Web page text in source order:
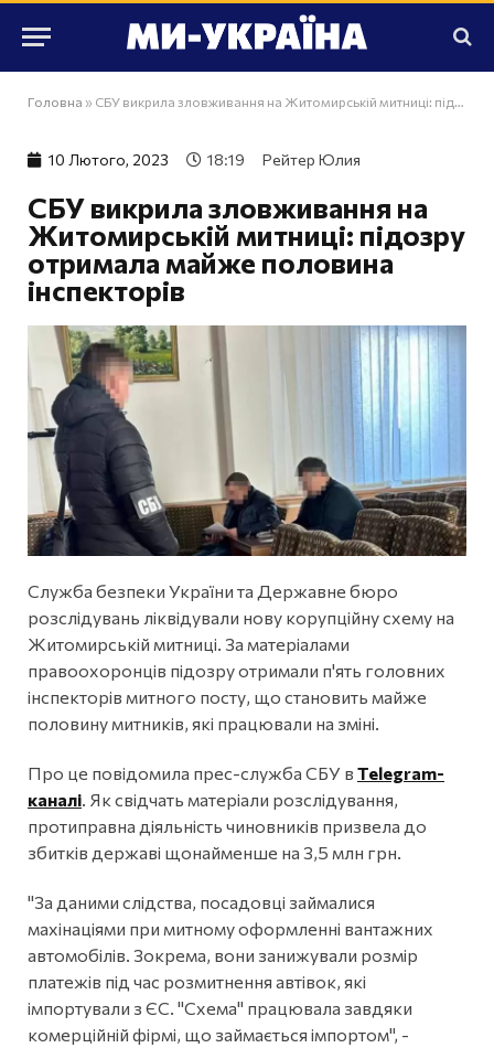
Головна » СБУ викрила зловживання на Житомирській митниці: підозру отримала майже половина інспекторів
10 Лютого, 2023 18:19 Рейтер Юлия
СБУ викрила зловживання на
Житомирській митниці: підозру
отримала майже половина
інспекторів
Служба безпеки України та Державне бюро
розслідувань ліквідували нову корупційну схему на
Житомирській митниці. За матеріалами
правоохоронців підозру отримали п'ять головних
інспекторів митного посту, що становить майже
половину митників, які працювали на зміні.
Про це повідомила прес-служба СБУ в Telegram-
каналі . Як свідчать матеріали розслідування,
протиправна діяльність чиновників призвела до
збитків державі щонайменше на 3,5 млн грн.
"За даними слідства, посадовці займалися
махінаціями при митному оформленні вантажних
автомобілів. Зокрема, вони занижували розмір
платежів під час розмитнення автівок, які
імпортували з ЄС. "Схема" працювала завдяки
комерційній фірмі, що займається імпортом", -